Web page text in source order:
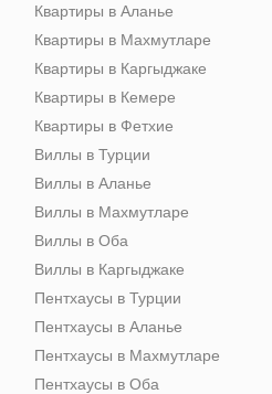
Квартиры в Аланье
Квартиры в Махмутларе
Квартиры в Каргыджаке
Квартиры в Кемере
Квартиры в Фетхие
Виллы в Турции
Виллы в Аланье
Виллы в Махмутларе
Виллы в Оба
Виллы в Каргыджаке
Пентхаусы в Турции
Пентхаусы в Аланье
Пентхаусы в Махмутларе
Пентхаусы в Оба